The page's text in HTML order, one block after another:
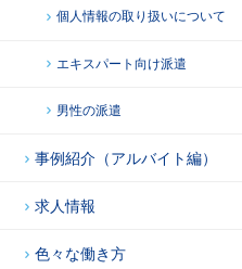
個人情報の取り扱いについて
エキスパート向け派遣
男性の派遣
事例紹介（アルバイト編）
求人情報
色々な働き方